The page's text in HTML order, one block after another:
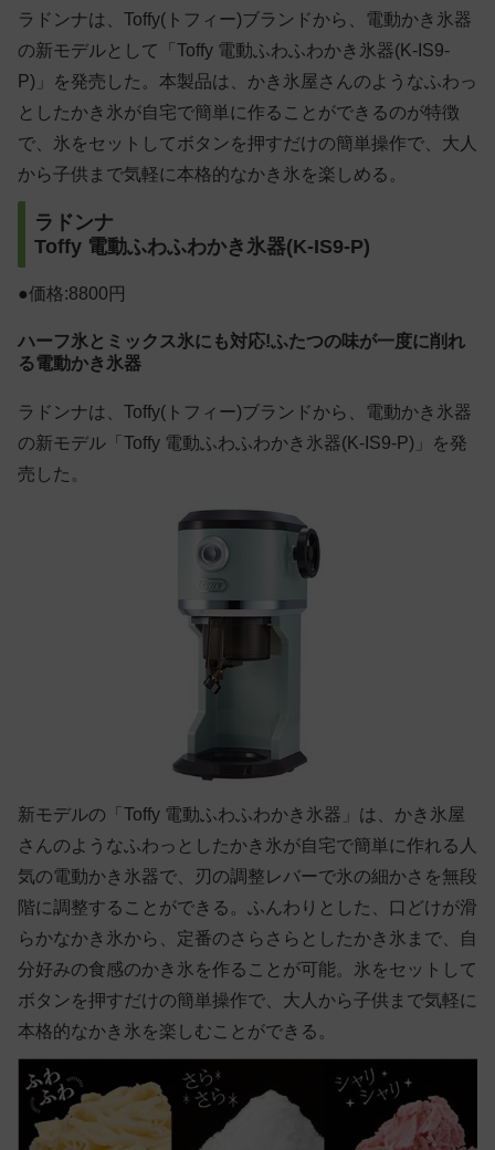
ラドンナは、Toffy(トフィー)ブランドから、電動かき氷器
の新モデルとして「Toffy 電動ふわふわかき氷器(K-IS9-
P)」を発売した。本製品は、かき氷屋さんのようなふわっ
としたかき氷が自宅で簡単に作ることができるのが特徴
で、氷をセットしてボタンを押すだけの簡単操作で、大人
から子供まで気軽に本格的なかき氷を楽しめる。
ラドンナ
Toffy 電動ふわふわかき氷器(K-IS9-P)
●価格:8800円
ハーフ氷とミックス氷にも対応!ふたつの味が一度に削れ
る電動かき氷器
ラドンナは、Toffy(トフィー)ブランドから、電動かき氷器
の新モデル「Toffy 電動ふわふわかき氷器(K-IS9-P)」を発
売した。
新モデルの「Toffy 電動ふわふわかき氷器」は、かき氷屋
さんのようなふわっとしたかき氷が自宅で簡単に作れる人
気の電動かき氷器で、刃の調整レバーで氷の細かさを無段
階に調整することができる。ふんわりとした、口どけが滑
らかなかき氷から、定番のさらさらとしたかき氷まで、自
分好みの食感のかき氷を作ることが可能。氷をセットして
ボタンを押すだけの簡単操作で、大人から子供まで気軽に
本格的なかき氷を楽しむことができる。